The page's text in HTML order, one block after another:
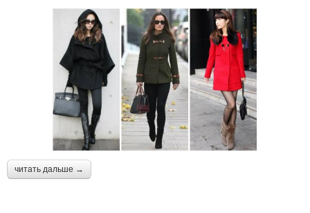
читать дальше →